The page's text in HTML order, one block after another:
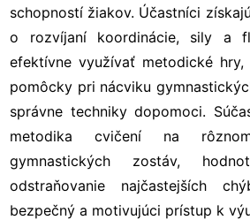
schopností žiakov. Účastníci
o rozvíjaní koordinácie, sily a
efektívne využívať metodické
pomôcky pri nácviku
správne techniky dopomoci.
metodika cvičení na
gymnastických zostáv,
odstraňovanie najčastejších
bezpečný a motivujúci prístup k